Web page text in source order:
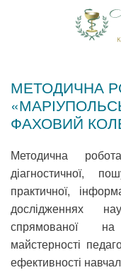
МЕТОДИЧНА
ФАХОВИЙ
Методична
діагностичної,
практичної,
дослідженнях
спрямованої на
майстерності
ефективності